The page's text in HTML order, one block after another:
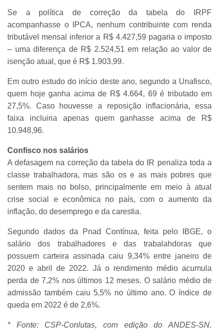
Se a política de correção da tabela do IRPF
acompanhasse o IPCA, nenhum contribuinte com renda
tributável mensal inferior a R$ 4.427,59 pagaria o imposto
– uma diferença de R$ 2.524,51 em relação ao valor de
isenção atual, que é R$ 1.903,99.
Em outro estudo do início deste ano, segundo a Unafisco,
quem hoje ganha acima de R$ 4.664, 69 é tributado em
27,5%. Caso houvesse a reposição inflacionária, essa
faixa incluiria apenas quem ganhasse acima de R$
10.948,96.
Confisco nos salários
A defasagem na correção da tabela do IR penaliza toda a
classe trabalhadora, mas são os e as mais pobres que
sentem mais no bolso, principalmente em meio à atual
crise social e econômica no país, com o aumento da
inflação, do desemprego e da carestia.
Segundo dados da Pnad Contínua, feita pelo IBGE, o
salário dos trabalhadores e das trabalahdoras que
possuem carteira assinada caiu 9,34% entre janeiro de
2020 e abril de 2022. Já o rendimento médio acumula
perda de 7,2% nos últimos 12 meses. O salário médio de
admissão também caiu 5,5% no último ano. O índice de
queda em 2022 é de 2,6%.
* Fonte: CSP-Conlutas, com edição do ANDES-SN.